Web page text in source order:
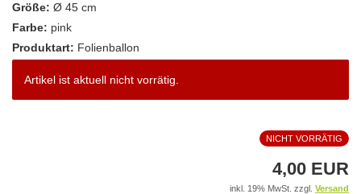
Größe: Ø 45 cm
Farbe: pink
Produktart: Folienballon
Artikel ist aktuell nicht vorrätig.
NICHT VORRÄTIG
4,00 EUR
inkl. 19% MwSt. zzgl. Versand